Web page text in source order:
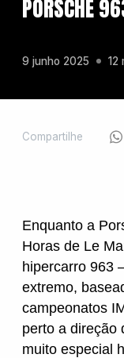
PORSCHE
9 junho 2025 12
Compartilhe
Enquanto a
Horas de Le
hipercarro 963
extremo,
campeonatos
perto a direção
muito especial